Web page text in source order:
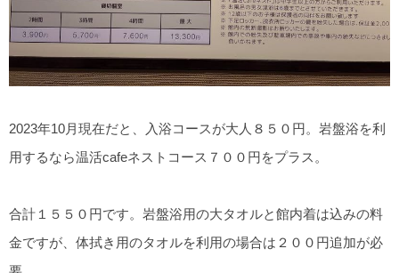
2023年10月現在だと、入浴コースが大人８５０円。岩盤浴を利
用するなら温活cafeネストコース７００円をプラス。
合計１５５０円です。岩盤浴用の大タオルと館内着は込みの料
金ですが、体拭き用のタオルを利用の場合は２００円追加が必